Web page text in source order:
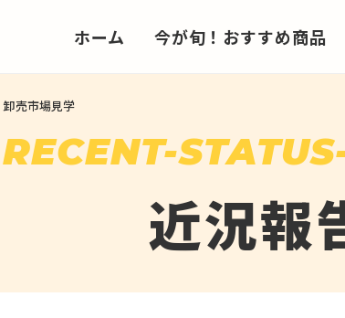
ホーム 今が旬！おすすめ商品
卸売市場見学
RECENT-
近況報